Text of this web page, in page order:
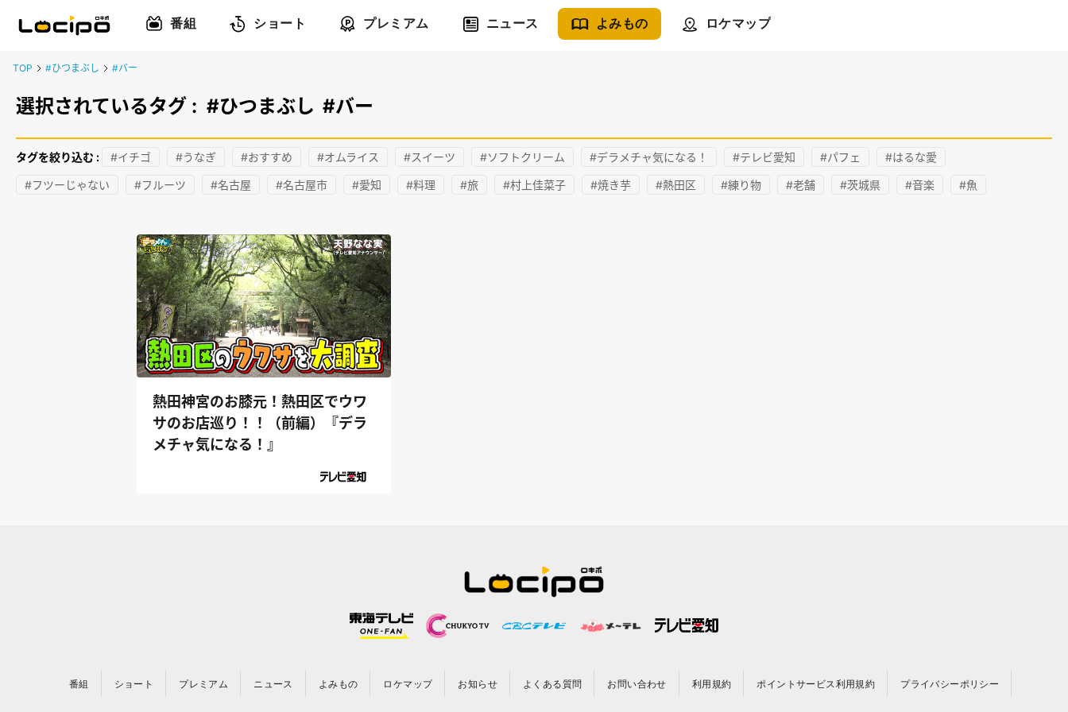
番組 ショート プレミアム ニュース よみもの ロケマップ
TOP #ひつまぶし #バー
選択されているタグ : #ひつまぶし #バー
タグを絞り込む : #イチゴ #うなぎ #おすすめ #オムライス #スイーツ #ソフトクリーム #デラメチャ気になる！ #テレビ愛知 #パフェ #はるな愛
#フツーじゃない #フルーツ #名古屋 #名古屋市 #愛知 #料理 #旅 #村上佳菜子 #焼き芋 #熱田区 #練り物 #老舗 #茨城県 #音楽 #魚
熱田神宮のお膝元！熱田区でウワ
サのお店巡り！！（前編）『デラ
メチャ気になる！』
番組 ショート プレミアム ニュース よみもの ロケマップ お知らせ よくある質問 お問い合わせ 利用規約 ポイントサービス利用規約 プライバシーポリシー